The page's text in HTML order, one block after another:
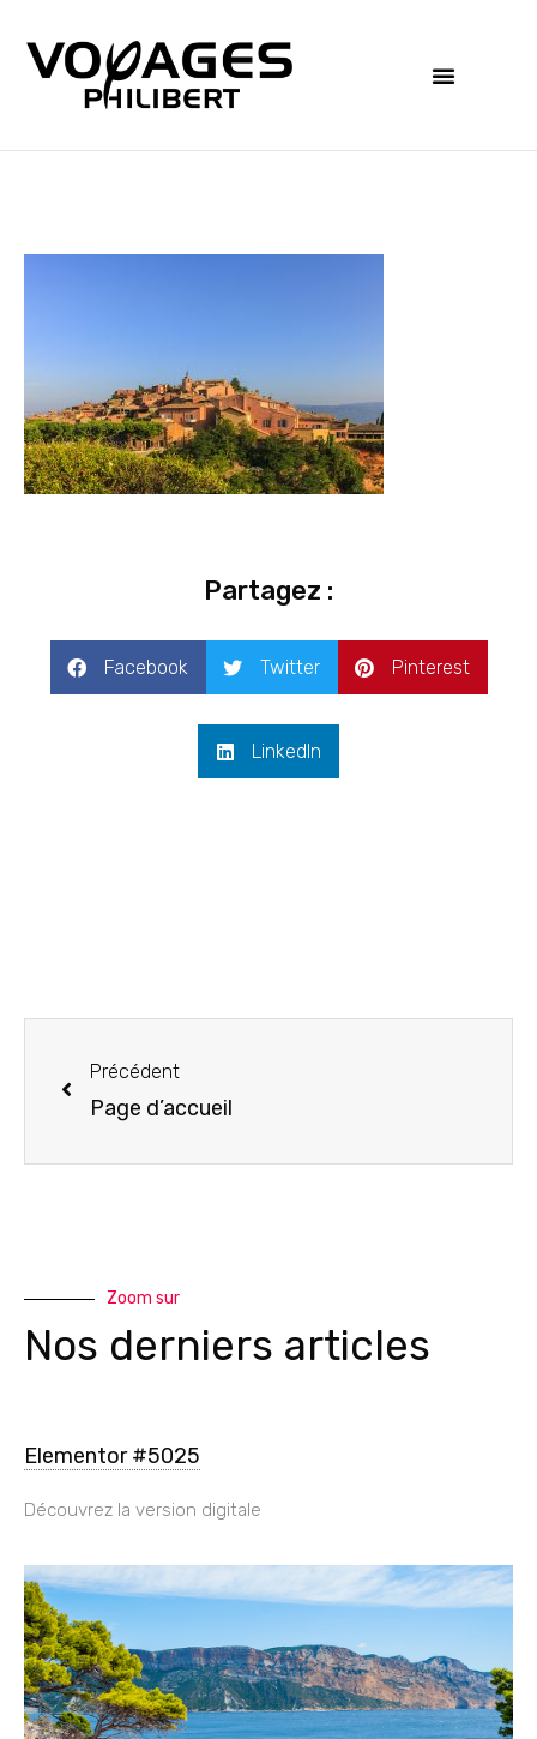
Partagez :
Facebook Twitter Pinterest
LinkedIn
Précédent
Page d’accueil
Zoom sur
Nos derniers articles
Elementor #5025
Découvrez la version digitale